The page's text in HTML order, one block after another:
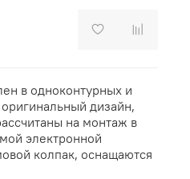
в одноконтурных и
дизайн,
на монтаж в
электронной
колпак, оснащаются